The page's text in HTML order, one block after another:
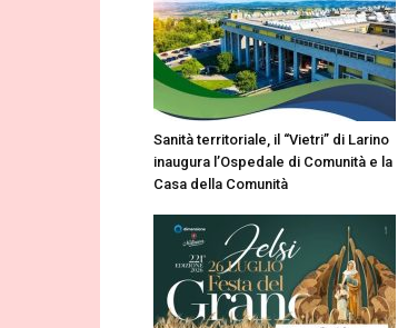
Sanità territoriale, il “Vietri” di Larino
inaugura l’Ospedale di Comunità e la
Casa della Comunità